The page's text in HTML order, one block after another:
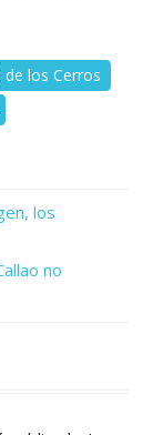
de los Cerros
los
no